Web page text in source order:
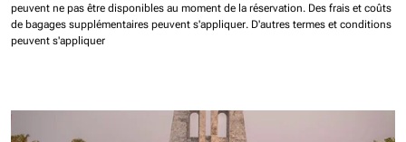
peuvent ne pas être disponibles au moment de la réservation. Des frais et coûts
de bagages supplémentaires peuvent s'appliquer. D'autres termes et conditions
peuvent s'appliquer